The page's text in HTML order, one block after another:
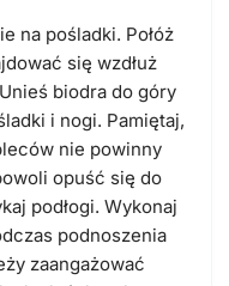
na pośladki. Połóż
się wzdłuż
biodra do góry
i nogi. Pamiętaj,
nie powinny
opuść się do
podłogi. Wykonaj
podnoszenia
zaangażować